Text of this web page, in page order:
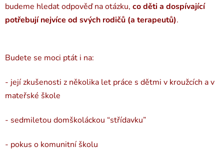
budeme hledat odpověď na otázku, co děti a dospívající
potřebují nejvíce od svých rodičů (a terapeutů).
Budete se moci ptát i na:
- její zkušenosti z několika let práce s dětmi v kroužcích a v
mateřské škole
- sedmiletou domškoláckou “střídavku”
- pokus o komunitní školu